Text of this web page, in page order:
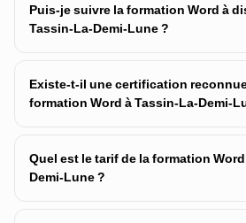
Puis-je suivre la formation Word à
Tassin-La-Demi-Lune ?
Existe-t-il une certification
formation Word à Tassin-La-Demi-
Quel est le tarif de la formation
Demi-Lune ?